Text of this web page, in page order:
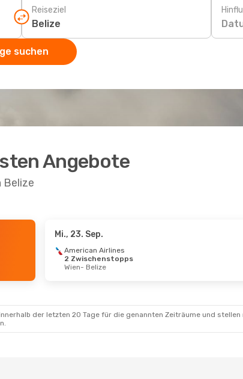
Reiseziel
suchen
Angebote
Belize
2 Zwischenstopps
- Belize
Mi., 23. Sep.
American Airlines
2 Zwischenstopps
Wien- Belize
der letzten 20 Tage für die genannten Zeiträume und